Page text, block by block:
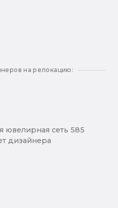
на релокацию:
ювелирная сеть 585
дизайнера